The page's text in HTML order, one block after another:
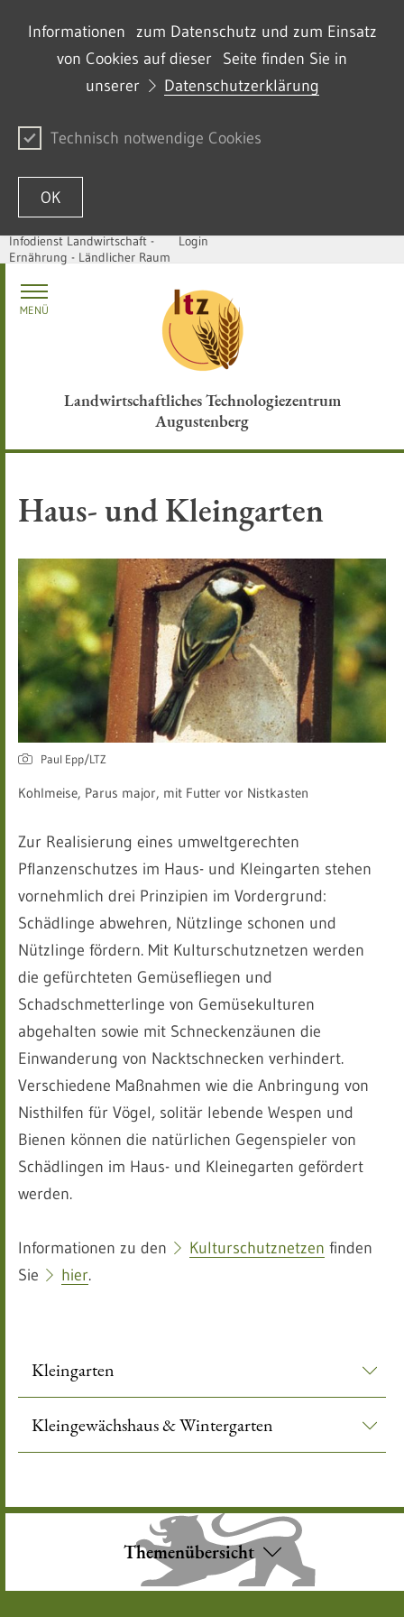
Informationen zum Datenschutz und zum Einsatz
von Cookies auf dieser Seite finden Sie in
unserer
Datenschutzerklärung
Technisch notwendige Cookies
OK
Zum Inhalt springen
Infodienst Landwirtschaft -
Ernährung - Ländlicher Raum
Login
Landwirtschaftliches Technologiezentrum
Augustenberg
MENÜ
Haus- und Kleingarten
Paul Epp/LTZ
Kohlmeise, Parus major, mit Futter vor Nistkasten
Zur Realisierung eines umweltgerechten
Pflanzenschutzes im Haus- und Kleingarten stehen
vornehmlich drei Prinzipien im Vordergrund:
Schädlinge abwehren, Nützlinge schonen und
Nützlinge fördern. Mit Kulturschutznetzen werden
die gefürchteten Gemüsefliegen und
Schadschmetterlinge von Gemüsekulturen
abgehalten sowie mit Schneckenzäunen die
Einwanderung von Nacktschnecken verhindert.
Verschiedene Maßnahmen wie die Anbringung von
Nisthilfen für Vögel, solitär lebende Wespen und
Bienen können die natürlichen Gegenspieler von
Schädlingen im Haus- und Kleinegarten gefördert
werden.
Informationen zu den Kulturschutznetzen finden
Sie
hier.
Kleingarten
Kleingewächshaus & Wintergarten
Themenübersicht